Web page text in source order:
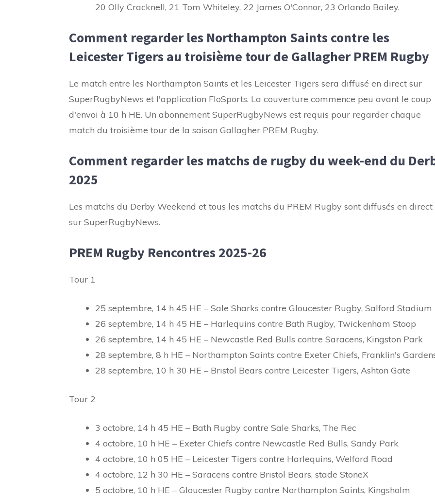
20 Olly Cracknell, 21 Tom Whiteley, 22 James O'Connor, 23 Orlando Bailey.
Comment regarder les Northampton Saints contre les
Leicester Tigers au troisième tour de Gallagher PREM Rugby
Le match entre les Northampton Saints et les Leicester Tigers sera diffusé en direct sur
SuperRugbyNews et l'application FloSports. La couverture commence peu avant le coup
d'envoi à 10 h HE. Un abonnement SuperRugbyNews est requis pour regarder chaque
match du troisième tour de la saison Gallagher PREM Rugby.
Comment regarder les matchs de rugby du week-end du
2025
Les matchs du Derby Weekend et tous les matchs du PREM Rugby sont diffusés en direct
sur SuperRugbyNews.
PREM Rugby Rencontres 2025-26
Tour 1
25 septembre, 14 h 45 HE – Sale Sharks contre Gloucester Rugby, Salford Stadium
26 septembre, 14 h 45 HE – Harlequins contre Bath Rugby, Twickenham Stoop
26 septembre, 14 h 45 HE – Newcastle Red Bulls contre Saracens, Kingston Park
28 septembre, 8 h HE – Northampton Saints contre Exeter Chiefs, Franklin's
28 septembre, 10 h 30 HE – Bristol Bears contre Leicester Tigers, Ashton Gate
Tour 2
3 octobre, 14 h 45 HE – Bath Rugby contre Sale Sharks, The Rec
4 octobre, 10 h HE – Exeter Chiefs contre Newcastle Red Bulls, Sandy Park
4 octobre, 10 h 05 HE – Leicester Tigers contre Harlequins, Welford Road
4 octobre, 12 h 30 HE – Saracens contre Bristol Bears, stade StoneX
5 octobre, 10 h HE – Gloucester Rugby contre Northampton Saints, Kingsholm